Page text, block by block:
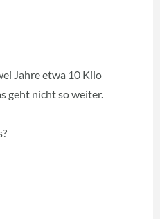
Jahre etwa 10 Kilo
geht nicht so weiter.